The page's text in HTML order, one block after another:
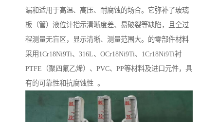
漏和适用于高温、高压、耐腐蚀的场合。它弥补了玻璃
板（管）液位计指示清晰度差、易破裂等缺陷，且全过
程测量无盲区，显示清晰、测量范围大。的零部件材料
采用1Cr18Ni9Ti、316L、OCr18Ni9Ti、1Cr18Ni9Ti衬
PTFE（聚四氟乙烯）、PVC、PP等材料及进口元件，具
有的可靠性和抗腐蚀性 。